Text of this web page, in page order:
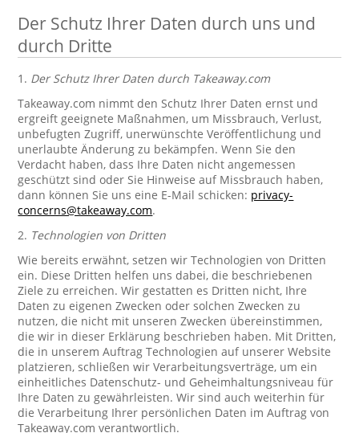
Der Schutz Ihrer Daten durch uns und
durch Dritte
1. Der Schutz Ihrer Daten durch Takeaway.com
Takeaway.com nimmt den Schutz Ihrer Daten ernst und
ergreift geeignete Maßnahmen, um Missbrauch, Verlust,
unbefugten Zugriff, unerwünschte Veröffentlichung und
unerlaubte Änderung zu bekämpfen. Wenn Sie den
Verdacht haben, dass Ihre Daten nicht angemessen
geschützt sind oder Sie Hinweise auf Missbrauch haben,
dann können Sie uns eine E-Mail schicken: privacy-
concerns@takeaway.com.
2. Technologien von Dritten
Wie bereits erwähnt, setzen wir Technologien von Dritten
ein. Diese Dritten helfen uns dabei, die beschriebenen
Ziele zu erreichen. Wir gestatten es Dritten nicht, Ihre
Daten zu eigenen Zwecken oder solchen Zwecken zu
nutzen, die nicht mit unseren Zwecken übereinstimmen,
die wir in dieser Erklärung beschrieben haben. Mit Dritten,
die in unserem Auftrag Technologien auf unserer Website
platzieren, schließen wir Verarbeitungsverträge, um ein
einheitliches Datenschutz- und Geheimhaltungsniveau für
Ihre Daten zu gewährleisten. Wir sind auch weiterhin für
die Verarbeitung Ihrer persönlichen Daten im Auftrag von
Takeaway.com verantwortlich.